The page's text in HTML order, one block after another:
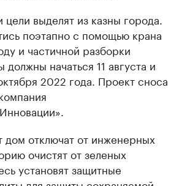
выделят из казны города.
поэтапно с помощью крана
и частичной разборки
начаться 11 августа и
2022 года. Проект сноса
дом отключат от инженерных
очистят от зеленых
установят защитные